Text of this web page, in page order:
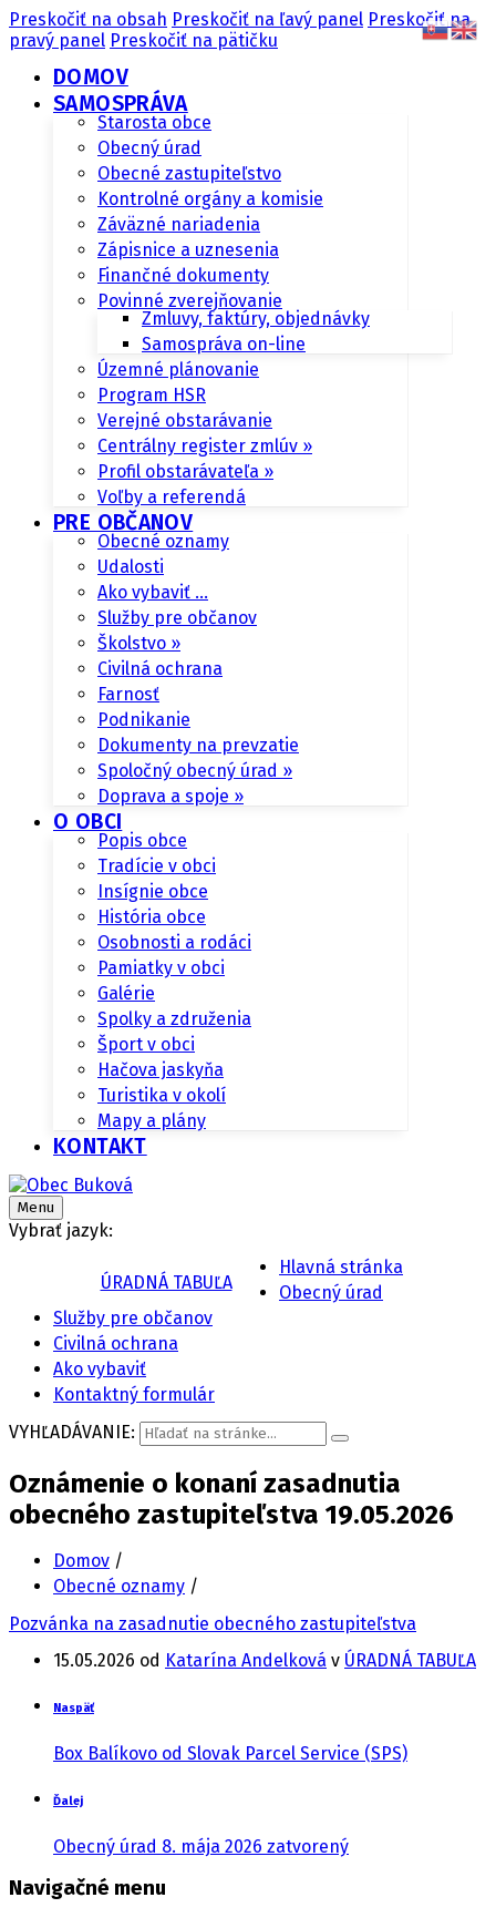
Preskočiť na obsah Preskočiť na ľavý panel Preskočiť na
pravý panel Preskočiť na pätičku
DOMOV
SAMOSPRÁVA
Starosta obce
Obecný úrad
Obecné zastupiteľstvo
Kontrolné orgány a komisie
Záväzné nariadenia
Zápisnice a uznesenia
Finančné dokumenty
Povinné zverejňovanie
Zmluvy, faktúry, objednávky
Samospráva on-line
Územné plánovanie
Program HSR
Verejné obstarávanie
Centrálny register zmlúv »
Profil obstarávateľa »
Voľby a referendá
PRE OBČANOV
Obecné oznamy
Udalosti
Ako vybaviť …
Služby pre občanov
Školstvo »
Civilná ochrana
Farnosť
Podnikanie
Dokumenty na prevzatie
Spoločný obecný úrad »
Doprava a spoje »
O OBCI
Popis obce
Tradície v obci
Insígnie obce
História obce
Osobnosti a rodáci
Pamiatky v obci
Galérie
Spolky a združenia
Šport v obci
Hačova jaskyňa
Turistika v okolí
Mapy a plány
KONTAKT
Menu
Vybrať jazyk:
ÚRADNÁ TABUĽA
Hlavná stránka
Obecný úrad
Služby pre občanov
Civilná ochrana
Ako vybaviť
Kontaktný formulár
VYHĽADÁVANIE:
Oznámenie o konaní zasadnutia
obecného zastupiteľstva 19.05.2026
Domov /
Obecné oznamy /
Pozvánka na zasadnutie obecného zastupiteľstva
15.05.2026 od Katarína Andelková v ÚRADNÁ TABUĽA
Naspäť
Box Balíkovo od Slovak Parcel Service (SPS)
Ďalej
Obecný úrad 8. mája 2026 zatvorený
Navigačné menu